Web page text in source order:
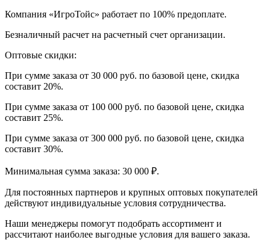
Компания «ИгроТойс» работает по 100% предоплате.
Безналичный расчет на расчетный счет организации.
Оптовые скидки:
При сумме заказа от 30 000 руб. по базовой цене, скидка
составит 20%.
При сумме заказа от 100 000 руб. по базовой цене, скидка
составит 25%.
При сумме заказа от 300 000 руб. по базовой цене, скидка
составит 30%.
Минимальная сумма заказа: 30 000 ₽.
Для постоянных партнеров и крупных оптовых покупателей
действуют индивидуальные условия сотрудничества.
Наши менеджеры помогут подобрать ассортимент и
рассчитают наиболее выгодные условия для вашего заказа.